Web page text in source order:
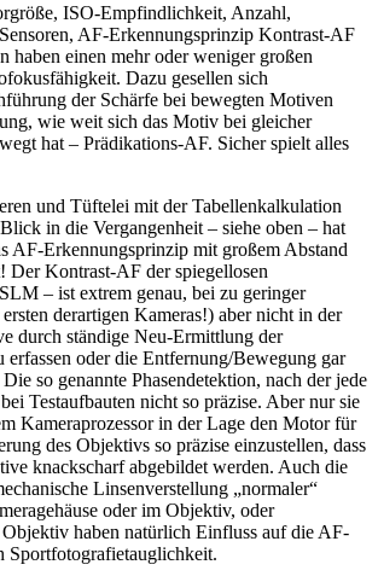
ISO-Empfindlichkeit, Anzahl,
AF-Erkennungsprinzip Kontrast-AF
haben einen mehr oder weniger großen
Dazu gesellen sich
der Schärfe bei bewegten Motiven
wie weit sich das Motiv bei gleicher
hat – Prädikations-AF. Sicher spielt alles
und Tüftelei mit der Tabellenkalkulation
in die Vergangenheit – siehe oben – hat
AF-Erkennungsprinzip mit großem Abstand
Der Kontrast-AF der spiegellosen
– ist extrem genau, bei zu geringer
derartigen Kameras!) aber nicht in der
durch ständige Neu-Ermittlung der
erfassen oder die Entfernung/Bewegung gar
so genannte Phasendetektion, nach der jede
Testaufbauten nicht so präzise. Aber nur sie
Kameraprozessor in der Lage den Motor für
des Objektivs so präzise einzustellen, dass
knackscharf abgebildet werden. Auch die
Linsenverstellung „normaler“
oder im Objektiv, oder
haben natürlich Einfluss auf die AF-
Sportfotografietauglichkeit.